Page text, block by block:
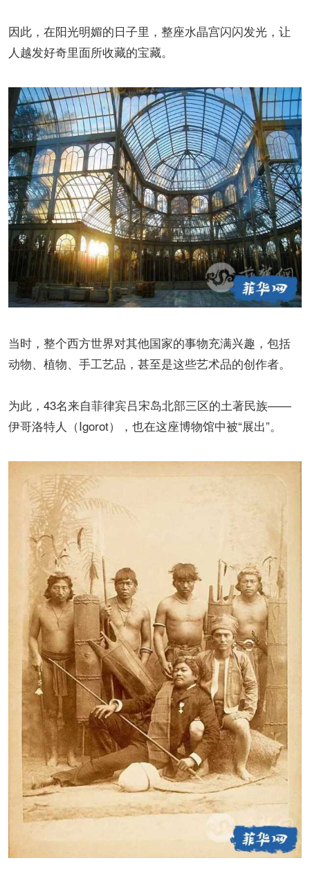
因此，在阳光明媚的日子里，整座水晶宫闪闪发光，让
人越发好奇里面所收藏的宝藏。
当时，整个西方世界对其他国家的事物充满兴趣，包括
动物、植物、手工艺品，甚至是这些艺术品的创作者。
为此，43名来自菲律宾吕宋岛北部三区的土著民族——
伊哥洛特人（Igorot），也在这座博物馆中被“展出”。